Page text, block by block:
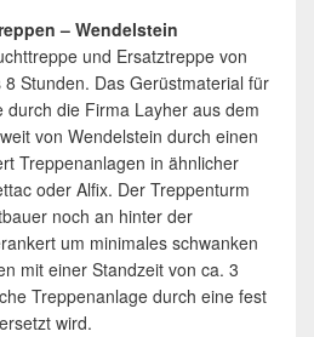
– Wendelstein
und Ersatztreppe von
Stunden. Das Gerüstmaterial für
die Firma Layher aus dem
von Wendelstein durch einen
Treppenanlagen in ähnlicher
oder Alfix. Der Treppenturm
noch an hinter der
um minimales schwanken
mit einer Standzeit von ca. 3
Treppenanlage durch eine fest
wird.